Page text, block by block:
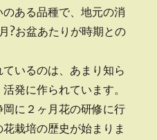
ある品種で、地元の消
?お盆あたりが時期との
いるのは、あまり知ら
発に作られています。
に２ヶ月花の研修に行
栽培の歴史が始まりま